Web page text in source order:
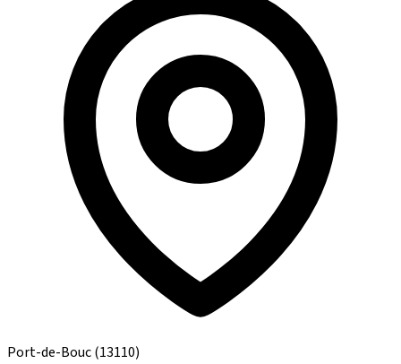
Port-de-Bouc(13110)